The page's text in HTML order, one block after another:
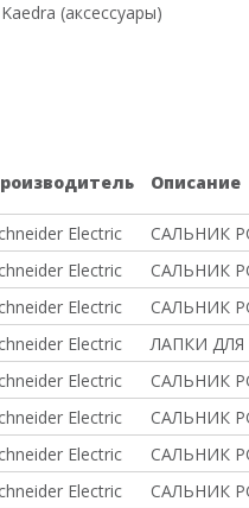
Kaedra (аксессуары)
Описание
Electric САЛЬНИК
Electric САЛЬНИК
Electric САЛЬНИК
Electric ЛАПКИ ДЛЯ
Electric САЛЬНИК
Electric САЛЬНИК
Electric САЛЬНИК
Electric САЛЬНИК